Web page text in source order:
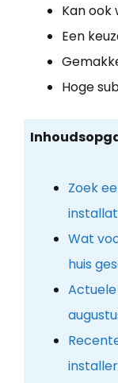
Kan ook
Een
Hoge
Zoek
Wat
huis